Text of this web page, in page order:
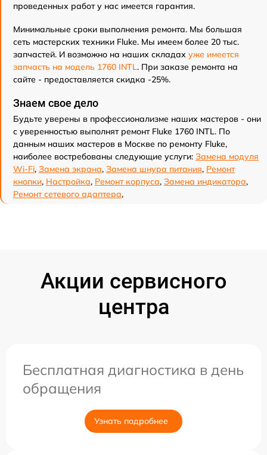
проведенных работ у нас имеется гарантия.
Минимальные сроки выполнения ремонта. Мы большая
сеть мастерских техники Fluke. Мы имеем более 20 тыс.
запчастей. И возможно на наших складах уже имеется
запчасть на модель 1760 INTL. При заказе ремонта на
сайте - предоставляется скидка -25%.
Знаем свое дело
Будьте уверены в профессионализме наших мастеров - они
с уверенностью выполнят ремонт Fluke 1760 INTL. По
данным наших мастеров в Москве по ремонту Fluke,
наиболее востребованы следующие услуги: Замена модуля
Wi-Fi, Замена экрана, Замена шнура питания, Ремонт
кнопки, Настройка, Ремонт корпуса, Замена индикатора,
Ремонт сетевого адаптера,
Акции сервисного
центра
Бесплатная диагностика в день
обращения
Узнать подробнее